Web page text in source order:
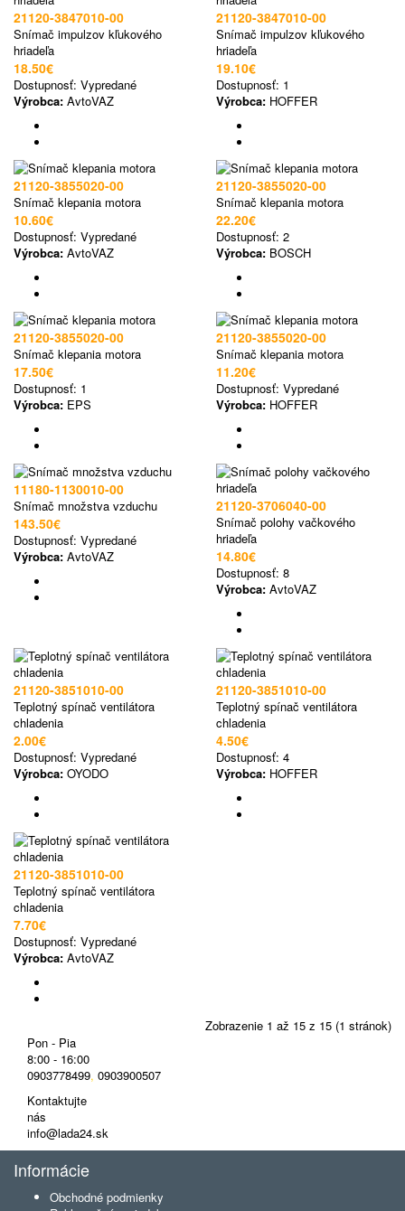
21120-3847010-00
Snímač impulzov kľukového
hriadeľa
18.50€
Dostupnosť: Vypredané
Výrobca: AvtoVAZ
21120-3847010-00
Snímač impulzov kľukového
hriadeľa
19.10€
Dostupnosť: 1
Výrobca: HOFFER
21120-3855020-00
Snímač klepania motora
10.60€
Dostupnosť: Vypredané
Výrobca: AvtoVAZ
21120-3855020-00
Snímač klepania motora
22.20€
Dostupnosť: 2
Výrobca: BOSCH
21120-3855020-00
Snímač klepania motora
17.50€
Dostupnosť: 1
Výrobca: EPS
21120-3855020-00
Snímač klepania motora
11.20€
Dostupnosť: Vypredané
Výrobca: HOFFER
11180-1130010-00
Snímač množstva vzduchu
143.50€
Dostupnosť: Vypredané
Výrobca: AvtoVAZ
21120-3706040-00
Snímač polohy vačkového
hriadeľa
14.80€
Dostupnosť: 8
Výrobca: AvtoVAZ
21120-3851010-00
Teplotný spínač ventilátora
chladenia
2.00€
Dostupnosť: Vypredané
Výrobca: OYODO
21120-3851010-00
Teplotný spínač ventilátora
chladenia
4.50€
Dostupnosť: 4
Výrobca: HOFFER
21120-3851010-00
Teplotný spínač ventilátora
chladenia
7.70€
Dostupnosť: Vypredané
Výrobca: AvtoVAZ
Zobrazenie 1 až 15 z 15 (1 stránok)
Pon - Pia
8:00 - 16:00
0903778499, 0903900507
Kontaktujte
nás
info@lada24.sk
Informácie
Obchodné podmienky